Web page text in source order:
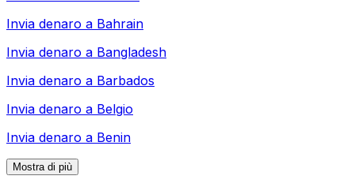
Invia denaro a Bahrain
Invia denaro a Bangladesh
Invia denaro a Barbados
Invia denaro a Belgio
Invia denaro a Benin
Mostra di più